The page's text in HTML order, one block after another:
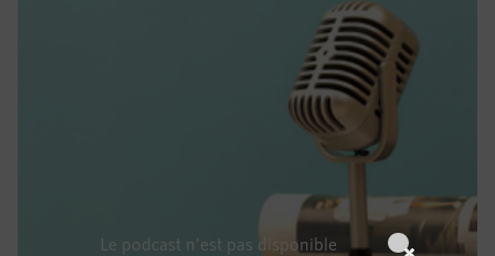
Le podcast n'est pas disponible